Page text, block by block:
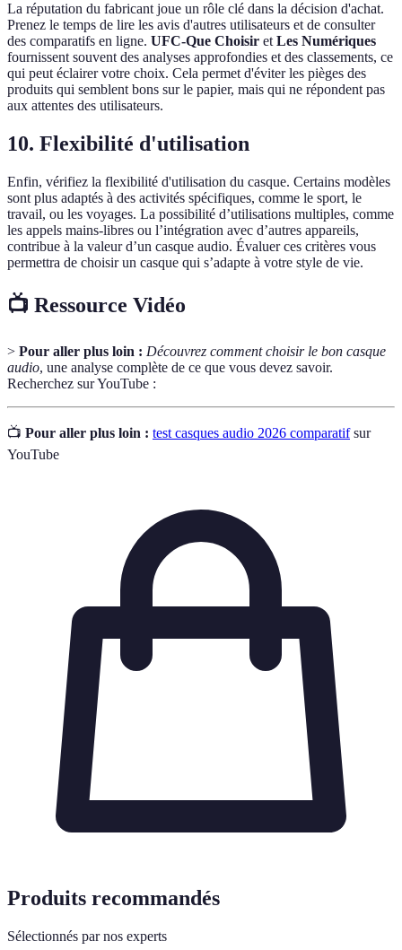
La réputation du fabricant joue un rôle clé dans la décision d'achat.
Prenez le temps de lire les avis d'autres utilisateurs et de consulter
des comparatifs en ligne. UFC-Que Choisir et Les Numériques
fournissent souvent des analyses approfondies et des classements, ce
qui peut éclairer votre choix. Cela permet d'éviter les pièges des
produits qui semblent bons sur le papier, mais qui ne répondent pas
aux attentes des utilisateurs.
10. Flexibilité d'utilisation
Enfin, vérifiez la flexibilité d'utilisation du casque. Certains modèles
sont plus adaptés à des activités spécifiques, comme le sport, le
travail, ou les voyages. La possibilité d’utilisations multiples, comme
les appels mains-libres ou l’intégration avec d’autres appareils,
contribue à la valeur d’un casque audio. Évaluer ces critères vous
permettra de choisir un casque qui s’adapte à votre style de vie.
📺 Ressource Vidéo
> Pour aller plus loin : Découvrez comment choisir le bon casque
audio, une analyse complète de ce que vous devez savoir.
Recherchez sur YouTube :
📺 Pour aller plus loin : test casques audio 2026 comparatifsur
YouTube
Produits recommandés
Sélectionnés par nos experts